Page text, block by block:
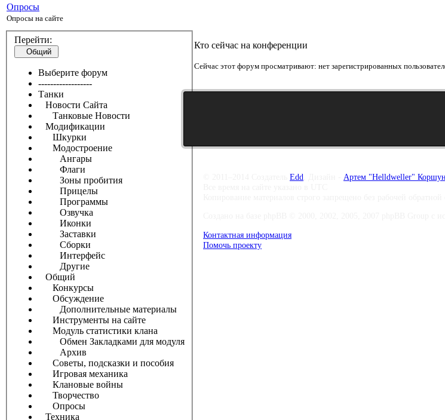
Опросы
Опросы на сайте
Перейти:
Общий
Выберите форум
------------------
Танки
Новости Сайта
Танковые Новости
Модификации
Шкурки
Модостроение
Ангары
Флаги
Зоны пробития
Прицелы
Программы
Озвучка
Иконки
Заставки
Сборки
Интерфейс
Другие
Общий
Конкурсы
Обсуждение
Дополнительные материалы
Инструменты на сайте
Модуль статистики клана
Обмен Закладками для модуля
Архив
Советы, подсказки и пособия
Игровая механика
Клановые войны
Творчество
Опросы
Техника
Кто сейчас на конференции
Сейчас этот форум просматривают: нет зарегистрированных
Edd Артем "Helldweller"
Контактная информация
Помочь проекту